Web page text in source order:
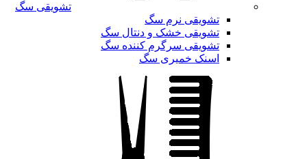
تشویقی سگ
تشویقی نرم سگ
تشویقی خشک و دنتال سگ
تشویقی سرگرم کننده سگ
اسنک خمیری سگ